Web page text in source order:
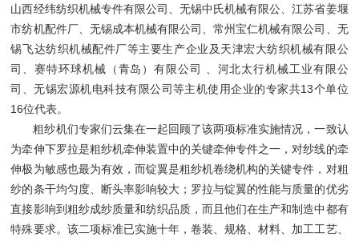
山西经纬纺织机械专件有限公司、无锡中氏机械有限公、江苏省姜堰
市纺机配件厂、无锡成本机械有限公司、常州宝仁机械有限公司、无
锡飞达纺织机械配件厂等主要生产企业及天津宏大纺织机械有限公
司、赛特环球机械（青岛）有限公司 、河北太行机械工业有限公
司、无锡宏源机电科技有限公司等主机使用企业的专家共13个单位
16位代表。
粗纱机们专家们云集在一起回顾了该两项标准实施情况，一致认
为牵伸下罗拉是粗纱机牵伸装置中的关键牵伸专件之一，对纱线的牵
伸极为敏感也最为有效，而锭翼是粗纱机卷绕机构的关键专件，对粗
纱的条干均匀度、断头率影响较大；罗拉与锭翼的性能与质量的优劣
直接影响到粗纱成纱质量和纺织品质，而且他们在生产和制造中都有
特殊要求。该二项标准已实施十年，卷装、规格、材料、加工工艺、